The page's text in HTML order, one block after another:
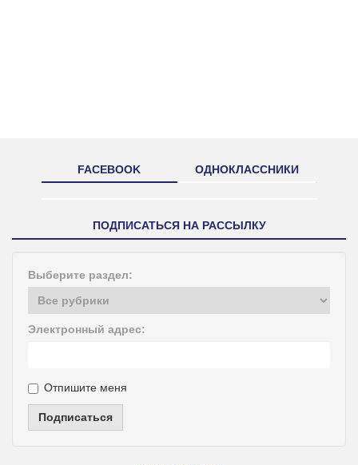
FACEBOOK ОДНОКЛАССНИКИ
ПОДПИСАТЬСЯ НА РАССЫЛКУ
Выберите раздел:
Электронный адрес:
Отпишите меня
Подписаться